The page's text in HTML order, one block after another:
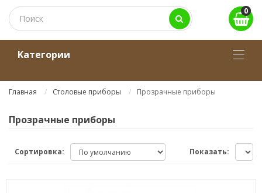
0
Kатегории
Главная Столовые приборы Прозрачные приборы
Прозрачные приборы
Сортировка: Показать: